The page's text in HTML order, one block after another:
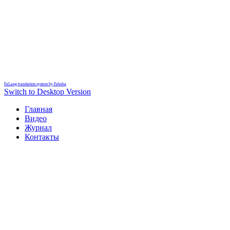
FaLang translation system by Faboba
Switch to Desktop Version
Главная
Видео
Журнал
Контакты